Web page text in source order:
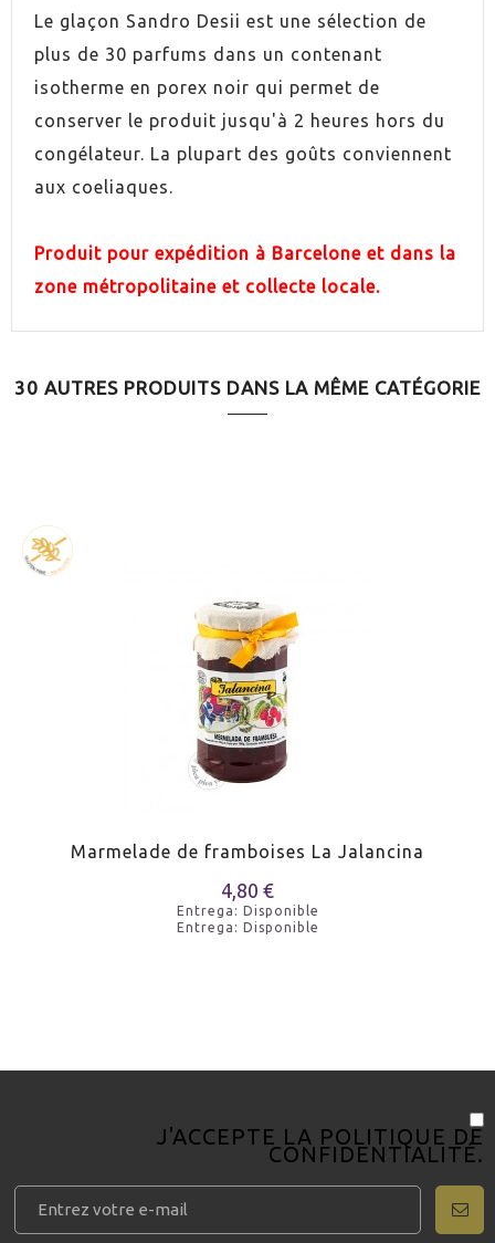
SIN GLUTEN Oui
Le glaçon Sandro Desii est une sélection de
plus de 30 parfums dans un contenant
isotherme en porex noir qui permet de
conserver le produit jusqu'à 2 heures hors du
congélateur. La plupart des goûts conviennent
aux coeliaques.
Produit pour expédition à Barcelone et dans la
zone métropolitaine et collecte locale.
30 AUTRES PRODUITS DANS LA MÊME CATÉGORIE
Marmelade de framboises La Jalancina
4,80 €
Entrega: Disponible
Entrega: Disponible
J'ACCEPTE LA POLITIQUE DE
CONFIDENTIALITÉ.